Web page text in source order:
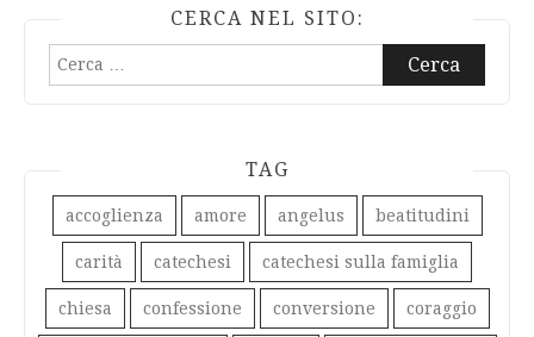
CERCA NEL SITO:
Ricerca
TAG
accoglienza amore angelus beatitudini
carità catechesi catechesi sulla famiglia
chiesa confessione conversione coraggio